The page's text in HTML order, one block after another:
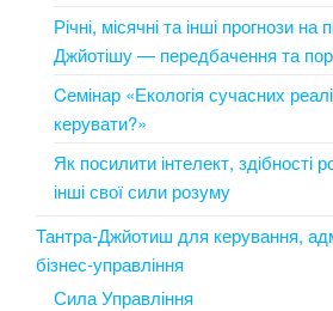
Річні, місячні та інші прогнози на
Джйотішу — передбачення та
Cемінар «Екологія сучасних
керувати?»
Як посилити інтелект, здібності
інші свої сили розуму
Тантра-Джйотиш для керування,
бізнес-управління
Сила Управління